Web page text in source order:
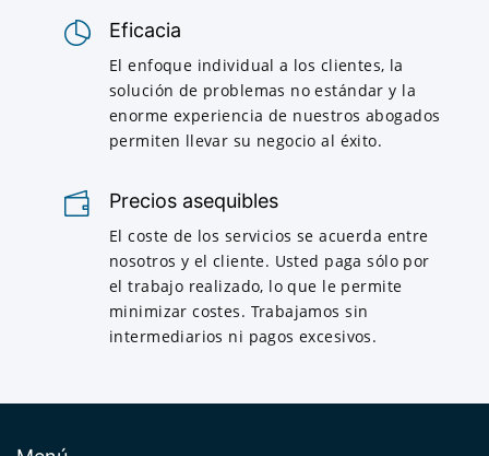
Eficacia
El enfoque individual a los clientes, la
solución de problemas no estándar y la
enorme experiencia de nuestros abogados
permiten llevar su negocio al éxito.
Precios asequibles
El coste de los servicios se acuerda entre
nosotros y el cliente. Usted paga sólo por
el trabajo realizado, lo que le permite
minimizar costes. Trabajamos sin
intermediarios ni pagos excesivos.